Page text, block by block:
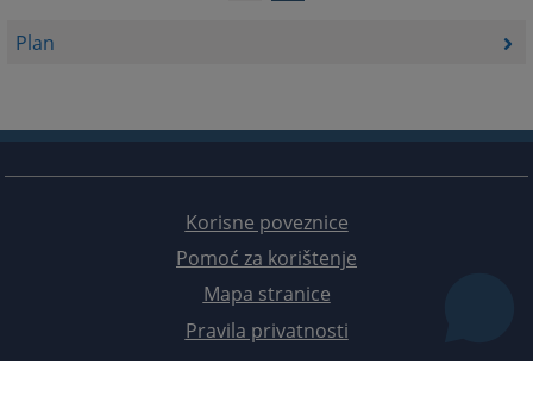
Plan
Korisne poveznice
Pomoć za korištenje
Mapa stranice
Pravila privatnosti